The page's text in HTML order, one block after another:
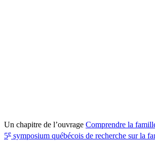
Un chapitre de l’ouvrage Comprendre la
5e symposium québécois de recherche sur la